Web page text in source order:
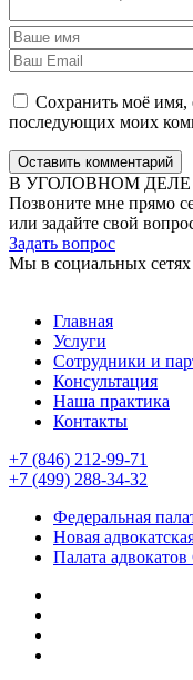
Сохранить моё имя,
последующих моих
Оставить комментарий
В УГОЛОВНОМ
Позвоните мне прямо
или задайте свой
Задать вопрос
Мы в социальных сетях
Главная
Услуги
Сотрудники и
Консультация
Наша практика
Контакты
+7 (846) 212-99-71
+7 (499) 288-34-32
Федеральная
Новая
Палата